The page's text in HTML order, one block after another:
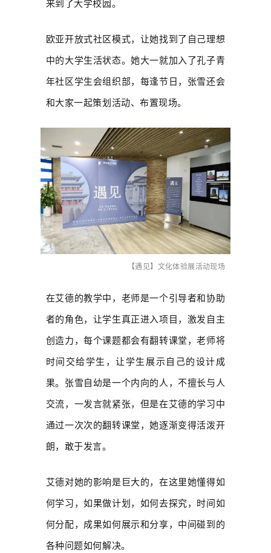
来到了大学校园。
欧亚开放式社区模式，让她找到了自己理想
中的大学生活状态。她大一就加入了孔子青
年社区学生会组织部，每逢节日，张雪还会
和大家一起策划活动、布置现场。
【遇见】文化体验展活动现场
在艾德的教学中，老师是一个引导者和协助
者的角色，让学生真正进入项目，激发自主
创造力，每个课题都会有翻转课堂，老师将
时间交给学生，让学生展示自己的设计成
果。张雪自幼是一个内向的人，不擅长与人
交流，一发言就紧张，但是在艾德的学习中
通过一次次的翻转课堂，她逐渐变得活泼开
朗，敢于发言。
艾德对她的影响是巨大的，在这里她懂得如
何学习，如果做计划，如何去探究，时间如
何分配，成果如何展示和分享，中间碰到的
各种问题如何解决。